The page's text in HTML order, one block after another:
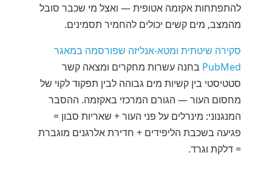
להתפתחות אקזמה אטופית — ואצל מי שכבר סובל
מהמצב, מים קשים יכולים להחמיר תסמינים.
סקירה שיטתית ומטא-אנליזה שפורסמה במאגר
PubMed בחנה עשרות מחקרים ומצאה קשר
סטטיסטי בין קשיות מים גבוהה לבין תפקוד לקוי של
מחסום העור — הגורם המרכזי באקזמה. ההסבר
המנגנוני: מינרלים על פני העור + שאריות סבון =
פגיעה בשכבת הליפידים + חדירת אלרגנים מוגברת
= דלקת וגרד.